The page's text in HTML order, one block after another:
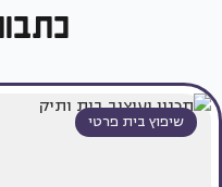
שיפוץ בית פרטי